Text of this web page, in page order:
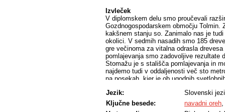
Izvleček
V diplomskem delu smo proučevali
Gozdnogospodarskem območju
kakšnem stanju so. Zanimalo nas je
okolici. V sedmih nasadih smo 185
gre večinoma za vitalna odrasla
pomlajevanja smo zadovoljive rezultate
Stomažu je s stališča pomlajevanja in
najdemo tudi v oddaljenosti več sto
na posekah, kjer je ob ugodnih
visokokakovostnega orehovega lesa v
Jezik:
Slovenski
Ključne besede:
navadni oreh,